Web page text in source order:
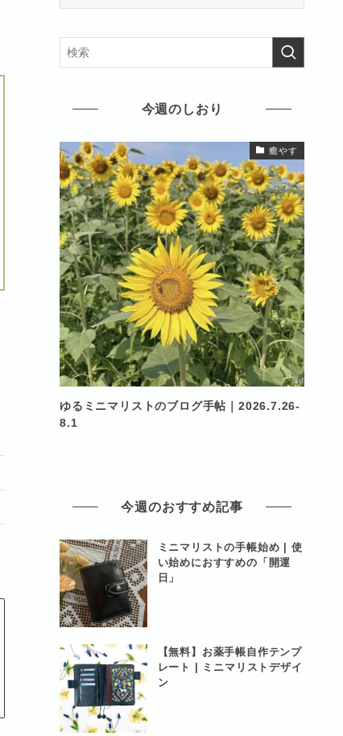
イ
ブ
今週のしおり
癒やす
ゆるミニマリストのブログ手帖｜2026.7.26-
8.1
今週のおすすめ記事
ミニマリストの手帳始め | 使
い始めにおすすめの「開運
日」
【無料】お薬手帳自作テンプ
レート | ミニマリストデザイ
ン